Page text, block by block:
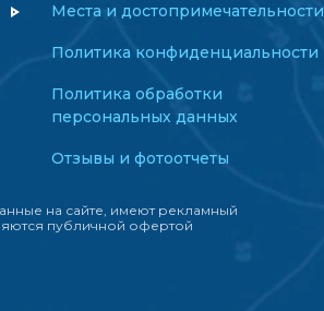
Места и достопримечательности
Политика конфиденциальности
Политика обработки
персональных данных
Отзывы и фотоотчеты
на сайте, имеют рекламный
публичной офертой